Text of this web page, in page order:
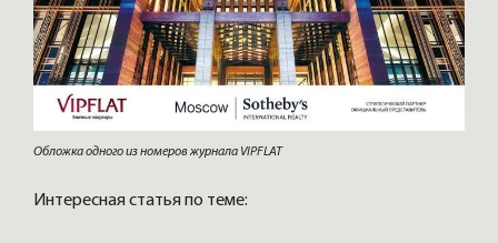
Обложка одного из номеров журнала VIPFLAT
Интересная статья по теме: